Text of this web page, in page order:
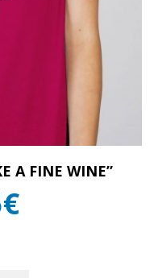
A FINE WINE”